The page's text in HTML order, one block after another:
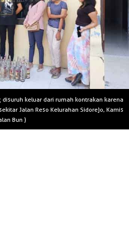
disuruh keluar dari rumah kontrakan karena
Jalan Reso Kelurahan Sidorejo, Kamis
Bun )